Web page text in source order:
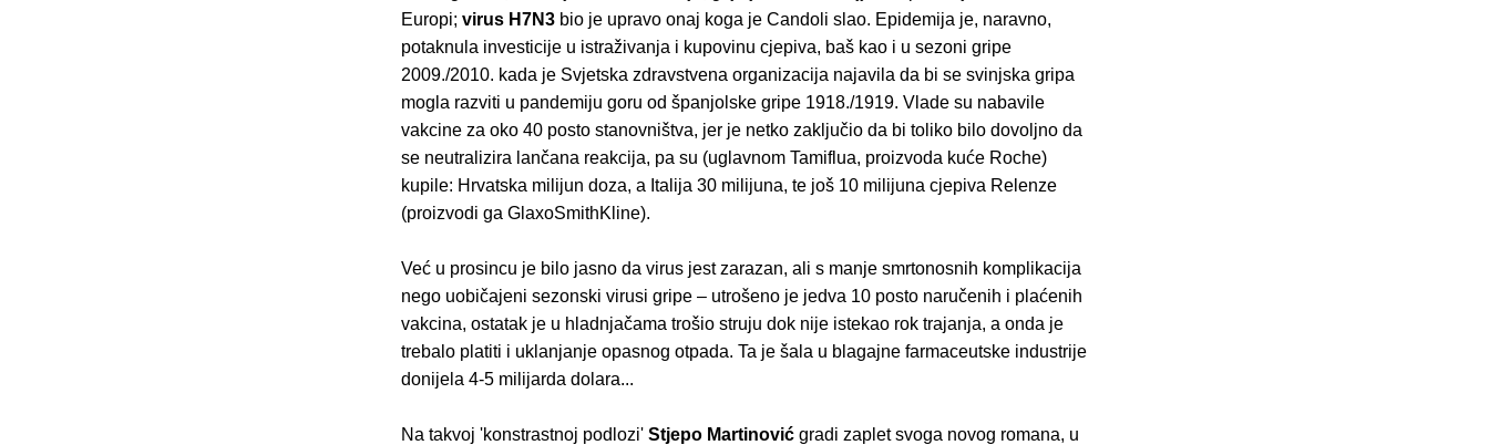
Europi; virus H7N3 bio je upravo onaj koga je Candoli slao. Epidemija je, naravno,
potaknula investicije u istraživanja i kupovinu cjepiva, baš kao i u sezoni gripe
2009./2010. kada je Svjetska zdravstvena organizacija najavila da bi se svinjska gripa
mogla razviti u pandemiju goru od španjolske gripe 1918./1919. Vlade su nabavile
vakcine za oko 40 posto stanovništva, jer je netko zaključio da bi toliko bilo dovoljno da
se neutralizira lančana reakcija, pa su (uglavnom Tamiflua, proizvoda kuće Roche)
kupile: Hrvatska milijun doza, a Italija 30 milijuna, te još 10 milijuna cjepiva Relenze
(proizvodi ga GlaxoSmithKline).
Već u prosincu je bilo jasno da virus jest zarazan, ali s manje smrtonosnih komplikacija
nego uobičajeni sezonski virusi gripe – utrošeno je jedva 10 posto naručenih i plaćenih
vakcina, ostatak je u hladnjačama trošio struju dok nije istekao rok trajanja, a onda je
trebalo platiti i uklanjanje opasnog otpada. Ta je šala u blagajne farmaceutske industrije
donijela 4-5 milijarda dolara...
Na takvoj 'konstrastnoj podlozi' Stjepo Martinović gradi zaplet svoga novog romana, u